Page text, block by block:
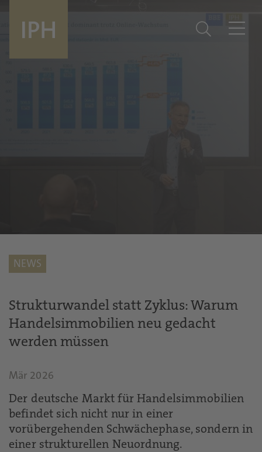
NEWS
Strukturwandel statt Zyklus: Warum
Handelsimmobilien neu gedacht
werden müssen
Mär 2026
Der deutsche Markt für Handelsimmobilien
befindet sich nicht nur in einer
vorübergehenden Schwächephase, sondern in
einer strukturellen Neuordnung.